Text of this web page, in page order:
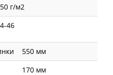
г/м2
46
550 мм
170 мм